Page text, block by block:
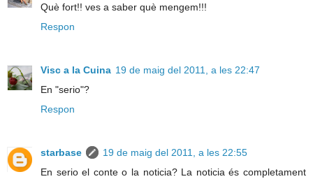
Què fort!! ves a saber què mengem!!!
Respon
Visc a la Cuina 19 de maig del 2011, a les 22:47
En "serio"?
Respon
starbase
19 de maig del 2011, a les 22:55
En serio el conte o la noticia? La noticia és completament